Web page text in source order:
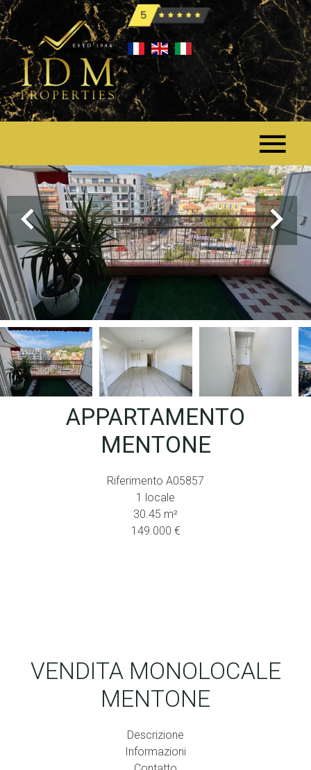
APPARTAMENTO
MENTONE
Riferimento A05857
1 locale
30.45 m²
149.000 €
VENDITA MONOLOCALE
MENTONE
Descrizione
Informazioni